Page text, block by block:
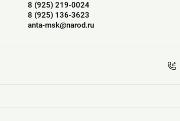
8 (925) 219-0024
8 (925) 136-3623
anta-msk@narod.ru